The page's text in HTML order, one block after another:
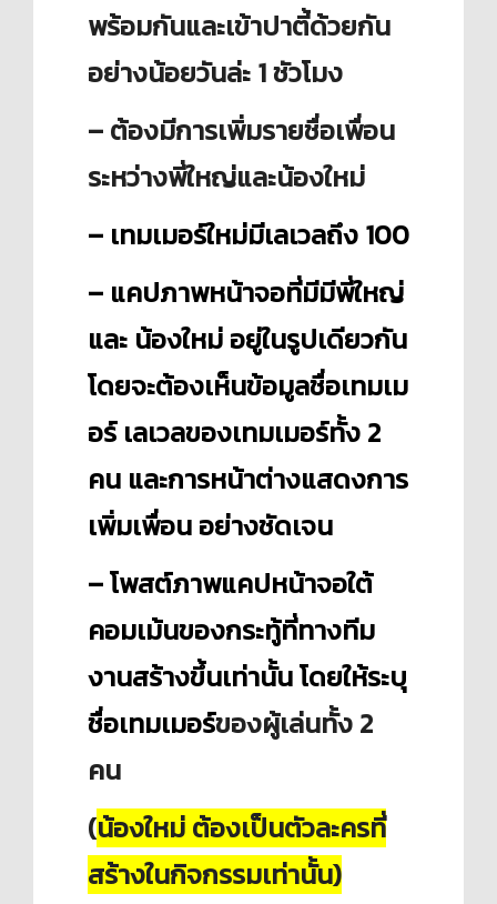
พร้อมกันและเข้าปาตี้ด้วยกัน
อย่างน้อยวันล่ะ 1 ชัวโมง
– ต้องมีการเพิ่มรายชื่อเพื่อน
ระหว่างพี่ใหญ่และน้องใหม่
– เทมเมอร์ใหม่มีเลเวลถึง 100
– แคปภาพหน้าจอที่มีมีพี่ใหญ่
และ น้องใหม่ อยู่ในรูปเดียวกัน
โดยจะต้องเห็นข้อมูลชื่อเทมเม
อร์ เลเวลของเทมเมอร์ทั้ง 2
คน และการหน้าต่างแสดงการ
เพิ่มเพื่อน อย่างชัดเจน
– โพสต์ภาพแคปหน้าจอใต้
คอมเม้นของกระทู้ที่ทางทีม
งานสร้างขึ้นเท่านั้น โดยให้ระบุ
ชื่อเทมเมอร์ของผู้เล่นทั้ง 2
คน
(น้องใหม่ ต้องเป็นตัวละครที่
สร้างในกิจกรรมเท่านั้น)